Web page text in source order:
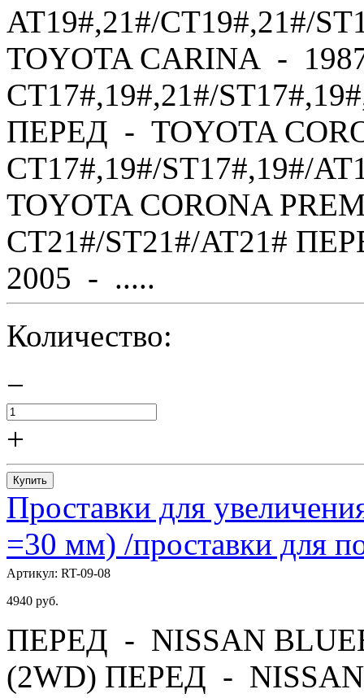
AT19#,21#/CT19#,21#/
TOYOTA CARINA -
CT17#,19#,21#/
ПЕРЕД - TOYOTA
CT17#,19#/ST17#,19#/
TOYOTA CORONA
CT21#/ST21#/AT21#
2005 - .....
Количество:
−
+
Купить
Проставки для
=30 мм) /проставки для
Артикул: RT-09-08
4940 руб.
ПЕРЕД - NISSAN
(2WD) ПЕРЕД -